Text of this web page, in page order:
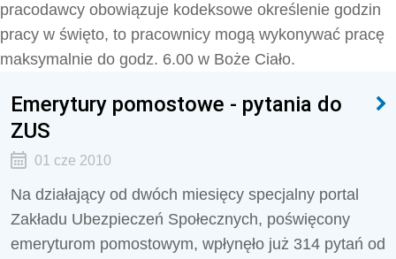
pracodawcy obowiązuje kodeksowe określenie godzin
pracy w święto, to pracownicy mogą wykonywać pracę
maksymalnie do godz. 6.00 w Boże Ciało.
Emerytury pomostowe - pytania do
ZUS
01 cze 2010
Na działający od dwóch miesięcy specjalny portal
Zakładu Ubezpieczeń Społecznych, poświęcony
emeryturom pomostowym, wpłynęło już 314 pytań od